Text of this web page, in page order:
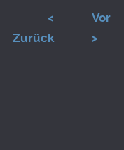
<
Zurück
Vor
>